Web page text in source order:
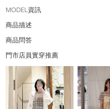
MODEL資訊
商品描述
商品問答
門市店員實穿推薦